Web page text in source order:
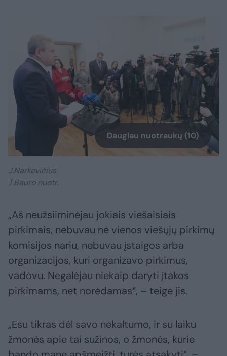
Daugiau nuotraukų (10)
J.Narkevičius.
T.Bauro nuotr.
„Aš neužsiiminėjau jokiais viešaisiais
pirkimais, nebuvau nė vienos viešųjų pirkimų
komisijos nariu, nebuvau įstaigos arba
organizacijos, kuri organizavo pirkimus,
vadovu. Negalėjau niekaip daryti įtakos
pirkimams, net norėdamas“, – teigė jis.
„Esu tikras dėl savo nekaltumo, ir su laiku
žmonės apie tai sužinos, o žmonės, kurie